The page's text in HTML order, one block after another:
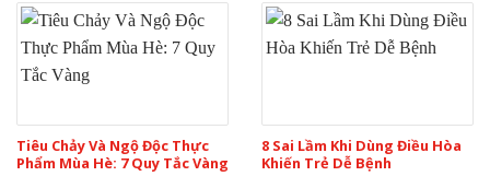
Tiêu Chảy Và Ngộ Độc Thực
Phẩm Mùa Hè: 7 Quy Tắc Vàng
8 Sai Lầm Khi Dùng Điều Hòa
Khiến Trẻ Dễ Bệnh